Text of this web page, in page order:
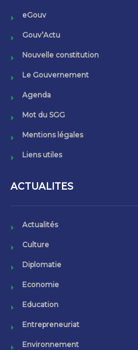
eGouv
Gouv’Actu
Nouvelle constitution
Le Gouvernement
Agenda
Mot du SGG
Mentions légales
Liens utiles
ACTUALITES
Actualités
Culture
Diplomatie
Economie
Education
Entrepreneuriat
Environnement